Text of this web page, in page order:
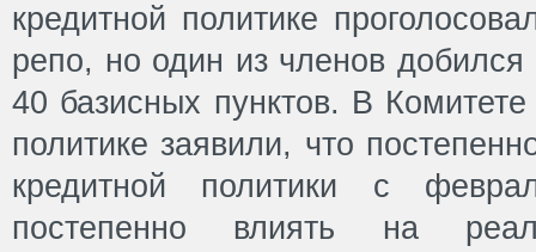
кредитной политике
репо, но один из членов
40 базисных пунктов. В
политике заявили, что
кредитной политики с
постепенно влиять на